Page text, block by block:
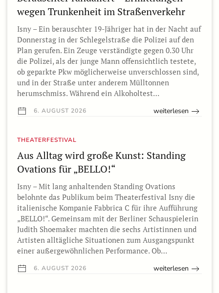
wegen Trunkenheit im Straßenverkehr
Isny – Ein berauschter 19-Jähriger hat in der Nacht auf
Donnerstag in der Schlegelstraße die Polizei auf den
Plan gerufen. Ein Zeuge verständigte gegen 0.30 Uhr
die Polizei, als der junge Mann offensichtlich testete,
ob geparkte Pkw möglicherweise unverschlossen sind,
und in der Straße unter anderem Mülltonnen
herumschmiss. Während ein Alkoholtest…
6. AUGUST 2026 weiterlesen
THEATERFESTIVAL
Aus Alltag wird große Kunst: Standing
Ovations für „BELLO!“
Isny – Mit lang anhaltenden Standing Ovations
belohnte das Publikum beim Theaterfestival Isny die
italienische Kompanie Fabbrica C für ihre Aufführung
„BELLO!“. Gemeinsam mit der Berliner Schauspielerin
Judith Shoemaker machten die sechs Artistinnen und
Artisten alltägliche Situationen zum Ausgangspunkt
einer außergewöhnlichen Performance. Ob…
6. AUGUST 2026 weiterlesen